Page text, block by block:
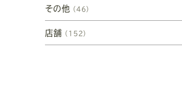
その他 （46）
店舗 （152）